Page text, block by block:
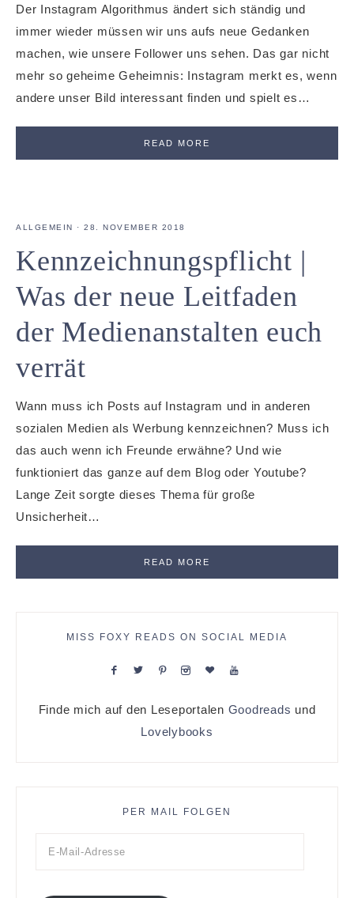
Der Instagram Algorithmus ändert sich ständig und
immer wieder müssen wir uns aufs neue Gedanken
machen, wie unsere Follower uns sehen. Das gar nicht
mehr so geheime Geheimnis: Instagram merkt es, wenn
andere unser Bild interessant finden und spielt es…
READ MORE
ALLGEMEIN · 28. NOVEMBER 2018
Kennzeichnungspflicht |
Was der neue Leitfaden
der Medienanstalten euch
verrät
Wann muss ich Posts auf Instagram und in anderen
sozialen Medien als Werbung kennzeichnen? Muss ich
das auch wenn ich Freunde erwähne? Und wie
funktioniert das ganze auf dem Blog oder Youtube?
Lange Zeit sorgte dieses Thema für große
Unsicherheit…
READ MORE
MISS FOXY READS ON SOCIAL MEDIA
Finde mich auf den Leseportalen Goodreads und
Lovelybooks
PER MAIL FOLGEN